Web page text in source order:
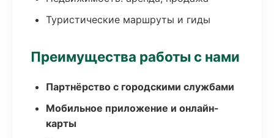
Туристические маршруты и гиды
Преимущества работы с нами
Партнёрство с городскими службами
Мобильное приложение и онлайн-
карты